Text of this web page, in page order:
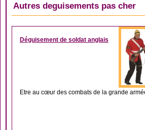
Autres deguisements pas cher
Déguisement de soldat anglais
Etre au cœur des combats de la grande